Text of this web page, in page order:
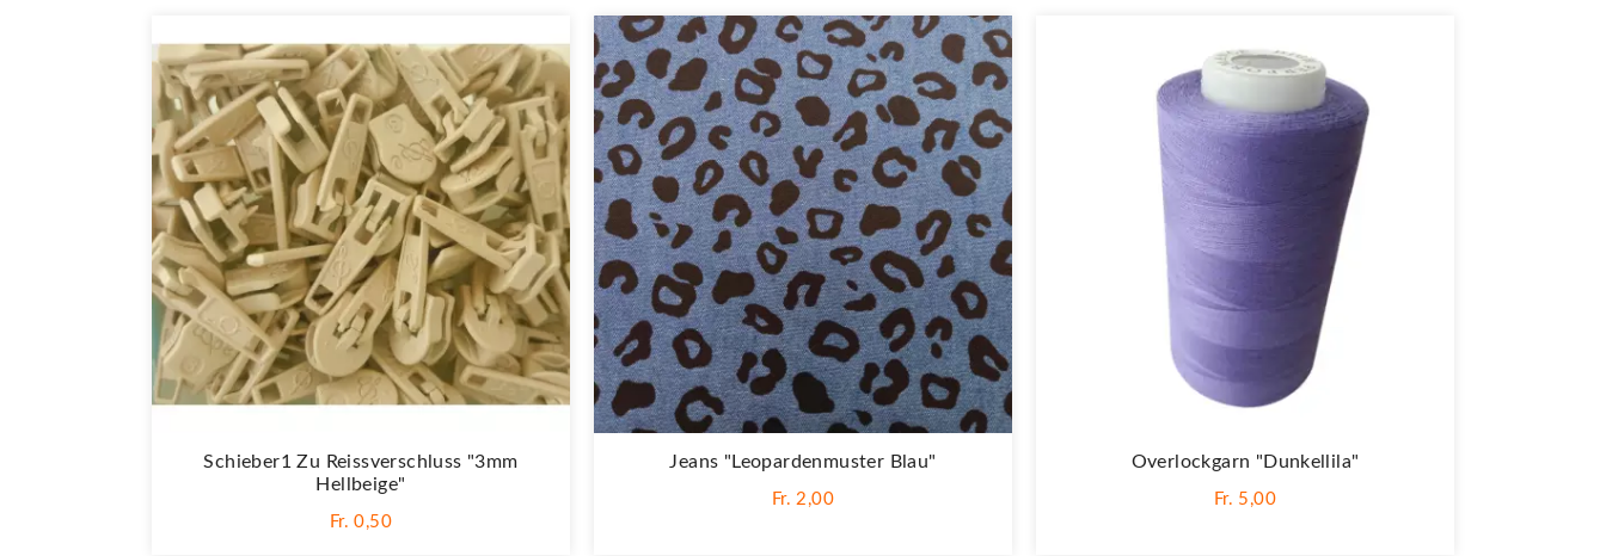
Schieber1 Zu Reissverschluss "3mm
Hellbeige"
Fr. 0,50
Jeans "Leopardenmuster Blau"
Fr. 2,00
Overlockgarn "dunkellila"
Fr. 5,00